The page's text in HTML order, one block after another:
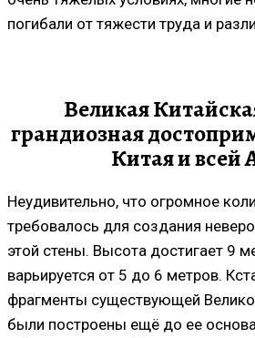
погибали от тяжести труда и
Великая
грандиозная
Китая и всей
Неудивительно, что огромное
требовалось для создания
этой стены. Высота достигает 9
варьируется от 5 до 6 метров.
фрагменты существующей
были построены ещё до ее